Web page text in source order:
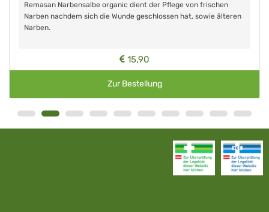
Remasan Narbensalbe organic dient der Pflege von frischen
Narben nachdem sich die Wunde geschlossen hat, sowie älteren
Narben.
15,90
Zur Bestellung